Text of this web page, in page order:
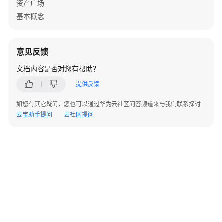
源
区
权
限
资产广场
基本概念
意见反馈
文档内容是否对您有帮助？
提供反馈
如您有其它疑问，您也可以通过华为云社区问答频道来与我们联系探讨
云宝助手提问
云社区提问